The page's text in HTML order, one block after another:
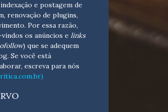
e postagem de
renovação de plugins,
Por essa razão,
os anúncios e links
) que se adequem
Se você está
escreva para nós